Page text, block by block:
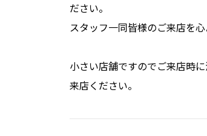
ださい。
スタッフ一同皆様のご来店を
小さい店舗ですのでご来店時
来店ください。